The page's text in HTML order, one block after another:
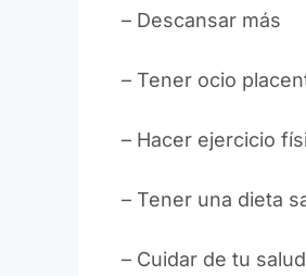
– Descansar más
– Tener ocio
– Hacer ejercicio
– Tener una dieta
– Cuidar de tu salud